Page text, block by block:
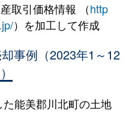
取引価格情報 （http
）を加工して作成
事例（2023年1～12
能美郡川北町の土地